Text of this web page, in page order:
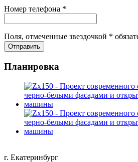
Номер телефона *
Поля, отмеченные звездочкой *
Отправить
Планировка
г. Екатеринбург